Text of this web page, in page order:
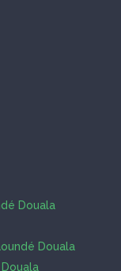
Douala
Douala